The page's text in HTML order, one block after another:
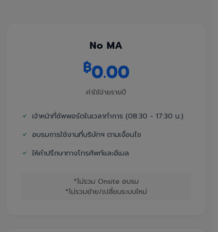
No MA
฿0.00
ค่าใช้จ่ายรายปี
เจ้าหน้าที่ซัพพอร์ตในเวลาทำการ (08:30 - 17:30 น.)
อบรมการใช้งานที่บริษัทฯ ตามเงื่อนไข
ให้คำปรึกษาทางโทรศัพท์และอีเมล
*ไม่รวม Onsite อบรม
*ไม่รวมย้าย/เปลี่ยนระบบใหม่